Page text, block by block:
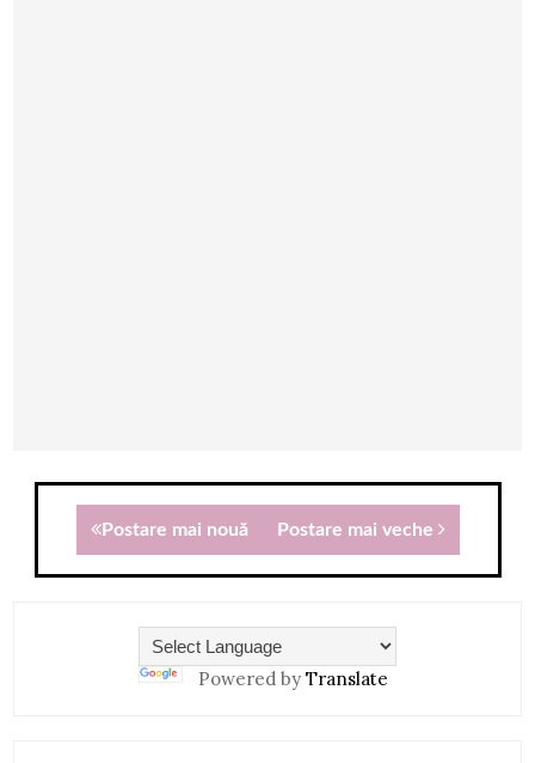
Postare mai nouă Postare mai veche
Powered by Translate